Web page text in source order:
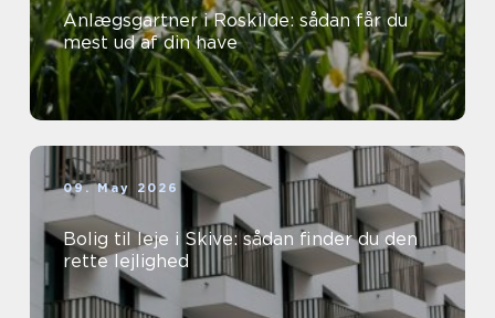
Anlægsgartner i Roskilde: sådan får du
mest ud af din have
09. May 2026
Bolig til leje i Skive: sådan finder du den
rette lejlighed